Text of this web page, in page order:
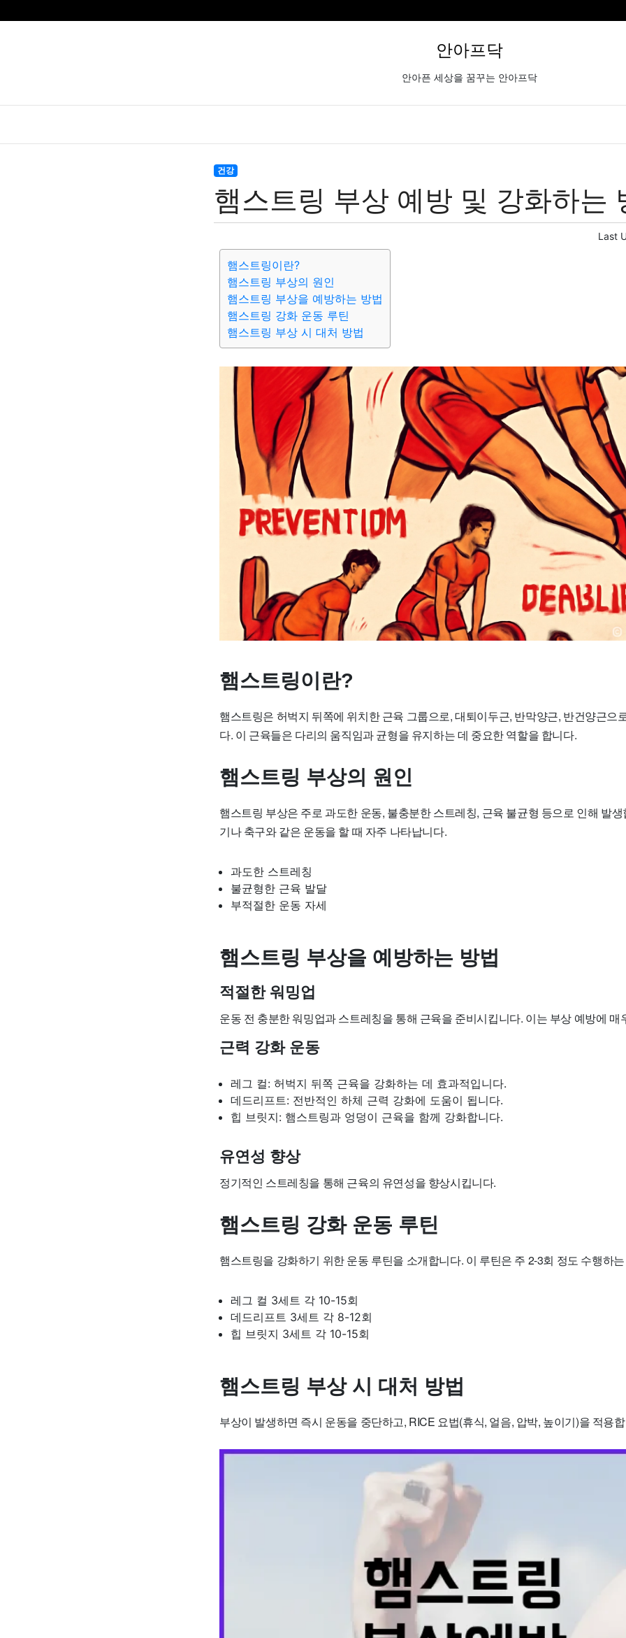
안아프닥
안아픈 세상을 꿈꾸는 안아프닥
건강
햄스트링 부상 예방 및 강화하는
Last
햄스트링이란?
햄스트링 부상의 원인
햄스트링 부상을 예방하는 방법
햄스트링 강화 운동 루틴
햄스트링 부상 시 대처 방법
햄스트링이란?
햄스트링은 허벅지 뒤쪽에 위치한 근육 그룹으로, 대퇴이두근, 반막양근, 반건양근으
다. 이 근육들은 다리의 움직임과 균형을 유지하는 데 중요한 역할을 합니다.
햄스트링 부상의 원인
햄스트링 부상은 주로 과도한 운동, 불충분한 스트레칭, 근육 불균형 등으로 인해 발생
기나 축구와 같은 운동을 할 때 자주 나타납니다.
과도한 스트레칭
불균형한 근육 발달
부적절한 운동 자세
햄스트링 부상을 예방하는 방법
적절한 워밍업
운동 전 충분한 워밍업과 스트레칭을 통해 근육을 준비시킵니다. 이는 부상 예방에 매
근력 강화 운동
레그 컬: 허벅지 뒤쪽 근육을 강화하는 데 효과적입니다.
데드리프트: 전반적인 하체 근력 강화에 도움이 됩니다.
힙 브릿지: 햄스트링과 엉덩이 근육을 함께 강화합니다.
유연성 향상
정기적인 스트레칭을 통해 근육의 유연성을 향상시킵니다.
햄스트링 강화 운동 루틴
햄스트링을 강화하기 위한 운동 루틴을 소개합니다. 이 루틴은 주 2-3회 정도 수행하
레그 컬 3세트 각 10-15회
데드리프트 3세트 각 8-12회
힙 브릿지 3세트 각 10-15회
햄스트링 부상 시 대처 방법
부상이 발생하면 즉시 운동을 중단하고, RICE 요법(휴식, 얼음, 압박, 높이기)을 적용